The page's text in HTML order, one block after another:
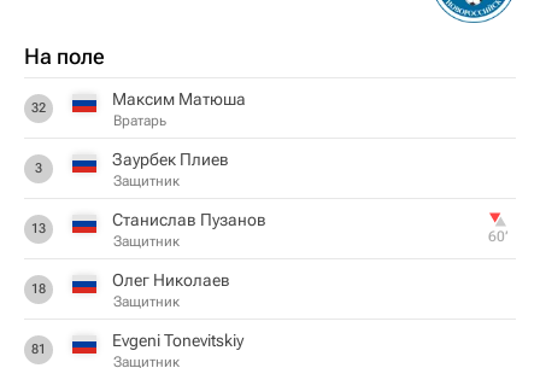
На поле
32 Максим Матюша
Вратарь
3 Заурбек Плиев
Защитник
13 Станислав Пузанов
Защитник 60‎’‎
18 Олег Николаев
Защитник
81 Evgeni Tonevitskiy
Защитник